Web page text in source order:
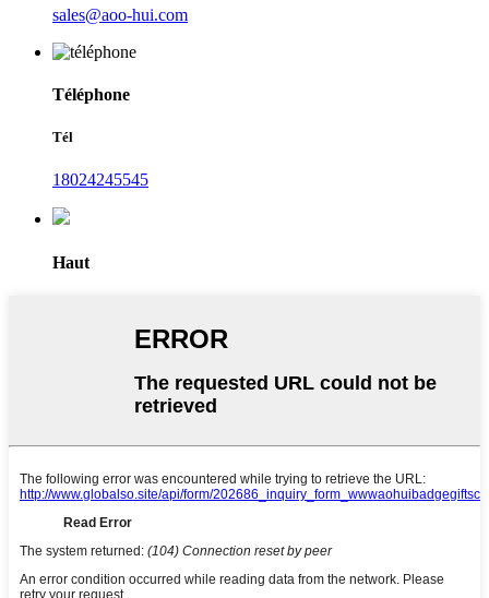
sales@aoo-hui.com
Téléphone
Tél
18024245545
Haut